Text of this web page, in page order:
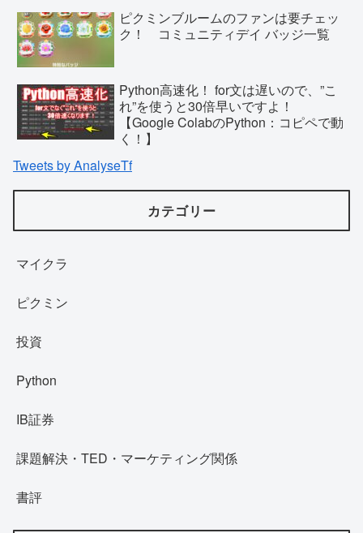
ピクミンブルームのファンは要チェッ
ク！ コミュニティデイ バッジ一覧
Python高速化！ for文は遅いので、”こ
れ”を使うと30倍早いですよ！
【Google ColabのPython：コピペで動
く！】
Tweets by AnalyseTf
カテゴリー
マイクラ
ピクミン
投資
Python
IB証券
課題解決・TED・マーケティング関係
書評